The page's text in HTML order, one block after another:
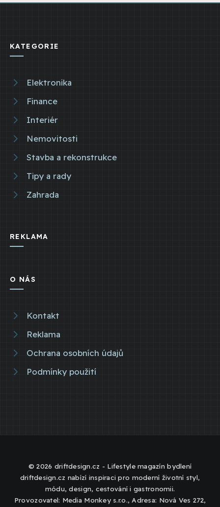
KATEGORIE
Elektronika
Finance
Interiér
Nemovitosti
Stavba a rekonstrukce
Tipy a rady
Zahrada
REKLAMA
O NÁS
Kontakt
Reklama
Ochrana osobních údajů
Podmínky použití
© 2026 driftdesign.cz - Lifestyle magazín bydlení
driftdesign.cz nabízí inspiraci pro moderní životní styl,
módu, design, cestování i gastronomii.
Provozovatel: Media Monkey s.r.o., Adresa: Nová Ves 272,